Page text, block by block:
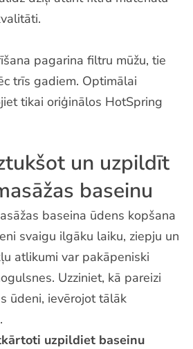
pagarina filtru mūžu, tie
trīs gadiem. Optimālai
tikai oriģinālos HotSpring
un uzpildīt
baseinu
baseina ūdens kopšana
svaigu ilgāku laiku, ziepju un
atlikumi var pakāpeniski
Uzziniet, kā pareizi
ūdeni, ievērojot tālāk
uzpildiet baseinu